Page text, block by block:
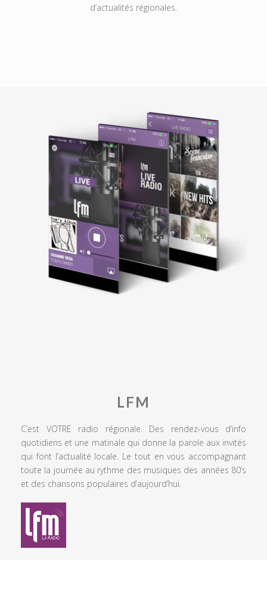
d’actualités régionales.
LFM
C’est VOTRE radio régionale. Des rendez-vous d’info
quotidiens et une matinale qui donne la parole aux invités
qui font l’actualité locale. Le tout en vous accompagnant
toute la journée au rythme des musiques des années 80’s
et des chansons populaires d’aujourd’hui.